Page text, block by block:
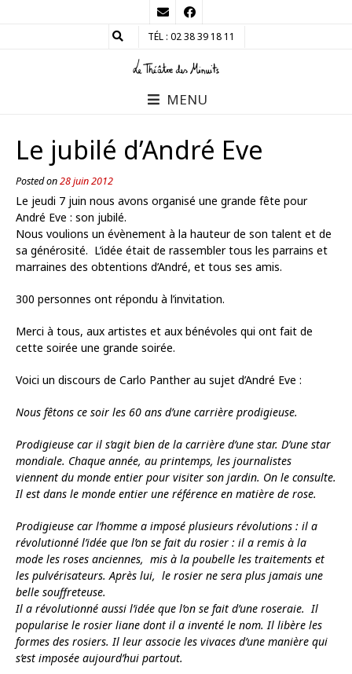
TÉL : 02 38 39 18 11
MENU
Le jubilé d’André Eve
Posted on28 juin 2012
Le jeudi 7 juin nous avons organisé une grande fête pour
André Eve : son jubilé.
Nous voulions un évènement à la hauteur de son talent et de
sa générosité. L’idée était de rassembler tous les parrains et
marraines des obtentions d’André, et tous ses amis.
300 personnes ont répondu à l’invitation.
Merci à tous, aux artistes et aux bénévoles qui ont fait de
cette soirée une grande soirée.
Voici un discours de Carlo Panther au sujet d’André Eve :
Nous fêtons ce soir les 60 ans d’une carrière prodigieuse.
Prodigieuse car il s’agit bien de la carrière d’une star. D’une star
mondiale. Chaque année, au printemps, les journalistes
viennent du monde entier pour visiter son jardin. On le consulte.
Il est dans le monde entier une référence en matière de rose.
Prodigieuse car l’homme a imposé plusieurs révolutions : il a
révolutionné l’idée que l’on se fait du rosier : il a remis à la
mode les roses anciennes, mis à la poubelle les traitements et
les pulvérisateurs. Après lui, le rosier ne sera plus jamais une
belle souffreteuse.
Il a révolutionné aussi l’idée que l’on se fait d’une roseraie. Il
popularise le rosier liane dont il a inventé le nom. Il libère les
formes des rosiers. Il leur associe les vivaces d’une manière qui
s’est imposée aujourd’hui partout.